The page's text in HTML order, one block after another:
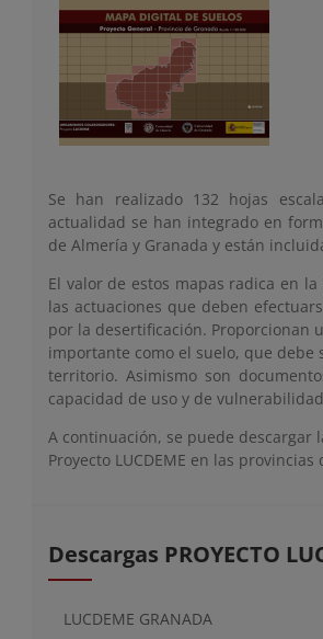
Se han realizado 132 hojas
actualidad se han integrado en
de Almería y Granada y están
El valor de estos mapas radica en
las actuaciones que deben
por la desertificación. Proporcionan
importante como el suelo, que
territorio. Asimismo son
capacidad de uso y de
A continuación, se puede descargar
Proyecto LUCDEME en las
Descargas PROYECTO
LUCDEME GRANADA